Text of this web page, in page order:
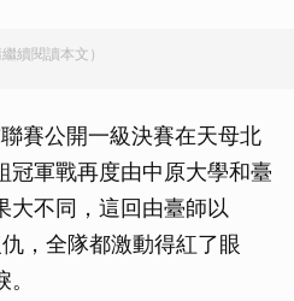
續閱讀本文）
賽公開一級決賽在天母北
冠軍戰再度由中原大學和臺
大不同，這回由臺師以
，全隊都激動得紅了眼